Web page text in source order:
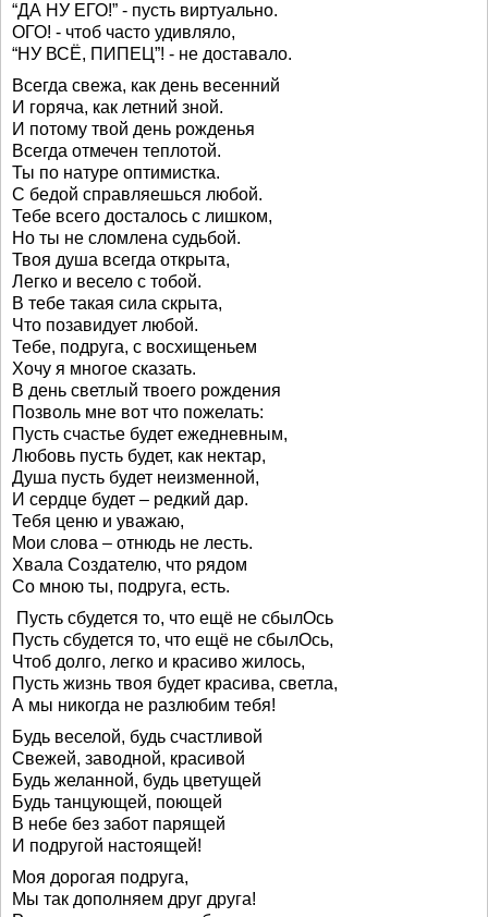
“ДА НУ ЕГО!” - пусть виртуально.
ОГО! - чтоб часто удивляло,
“НУ ВСЁ, ПИПЕЦ”! - не доставало.
Всегда свежа, как день весенний
И горяча, как летний зной.
И потому твой день рожденья
Всегда отмечен теплотой.
Ты по натуре оптимистка.
С бедой справляешься любой.
Тебе всего досталось с лишком,
Но ты не сломлена судьбой.
Твоя душа всегда открыта,
Легко и весело с тобой.
В тебе такая сила скрыта,
Что позавидует любой.
Тебе, подруга, с восхищеньем
Хочу я многое сказать.
В день светлый твоего рождения
Позволь мне вот что пожелать:
Пусть счастье будет ежедневным,
Любовь пусть будет, как нектар,
Душа пусть будет неизменной,
И сердце будет – редкий дар.
Тебя ценю и уважаю,
Мои слова – отнюдь не лесть.
Хвала Создателю, что рядом
Со мною ты, подруга, есть.
Пусть сбудется то, что ещё не сбылОсь
Пусть сбудется то, что ещё не сбылОсь,
Чтоб долго, легко и красиво жилось,
Пусть жизнь твоя будет красива, светла,
А мы никогда не разлюбим тебя!
Будь веселой, будь счастливой
Свежей, заводной, красивой
Будь желанной, будь цветущей
Будь танцующей, поющей
В небе без забот парящей
И подругой настоящей!
Моя дорогая подруга,
Мы так дополняем друг друга!